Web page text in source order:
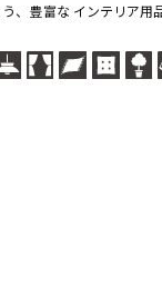
、豊富な インテリア用